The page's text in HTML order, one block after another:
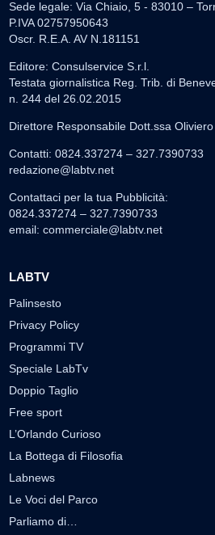
Sede legale: Via Chiaio, 5 - 83010 –
P.IVA 02757950643
Oscr. R.E.A. AV N.181151
Editore: Consulservice S.r.l.
Testata giornalistica Reg. Trib. di
n. 244 del 26.02.2015
Direttore Responsabile Dott.ssa
Contatti: 0824.337274 – 327.7390733
redazione@labtv.net
Contattaci per la tua Pubblicità:
0824.337274 – 327.7390733
email: commerciale@labtv.net
LABTV
Palinsesto
Privacy Policy
Programmi TV
Speciale LabTv
Doppio Taglio
Free sport
L’Orlando Curioso
La Bottega di Filosofia
Labnews
Le Voci del Parco
Parliamo di…